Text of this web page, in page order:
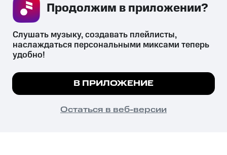
СКАЧАТЬ ПРИЛОЖЕНИЕ
психотропных веществ, их аналогов причиняет вред здоровью,
их незаконный оборот запрещён и влечёт установленную
законодательством ответственность.
© 2026 ООО «КИОН».
Все права защищены
Мы используем куки, чтобы на сайте все
Подробнее
ПОНЯТНО
Слушать музыку, создавать плейлисты,
наслаждаться персональными миксами теперь
удобно!
В ПРИЛОЖЕНИЕ
Остаться в веб-версии